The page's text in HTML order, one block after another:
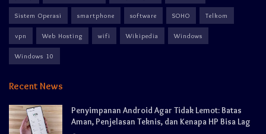
Sistem Operasi smartphone software SOHO Telkom
vpn Web Hosting wifi Wikipedia Windows
Windows 10
Recent News
Penyimpanan Android Agar Tidak Lemot: Batas
Aman, Penjelasan Teknis, dan Kenapa HP Bisa Lag